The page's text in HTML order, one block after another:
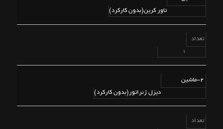
تاور کرین(بدون کارکرد)
تعداد
1
2-ماشین
دیزل ژنراتور(بدون کارکرد)
تعداد